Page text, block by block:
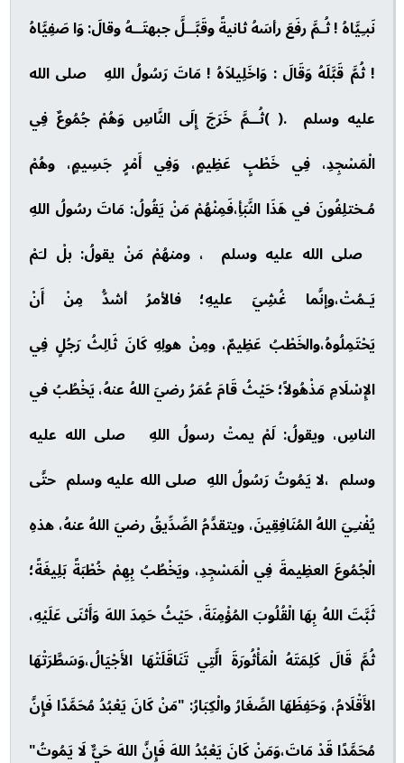
نَبـِيَّاهُ ! ثُـمَّ رفَعَ رأسَهُ ثانيةً وقَبَّــلَّ جبهتَــهُ وقالَ: وَا صَفِيَّاهُ
! ثُمَّ قَبَّلَهُ وَقَالَ : وَاخَلِيلاَهُ ! مَاتَ رَسُولُ اللهِ صلى الله
عليه وسلم .( )ثُــمَّ خَرَجَ إِلَى النَّاسِ وَهُمْ جُمُوعٌ فِي
الْمَسْجِدِ، فِي خَطْبٍ عَظِيمٍ، وَفِي أَمْرٍ جَسِيمٍ، وهُمْ
مُـختلِفُونَ في هَذَا النَّبَأِ،فَمِنْهُمْ مَنْ يَقُولُ: مَاتَ رسُولُ اللهِ
صلى الله عليه وسلم ، ومنهُمْ مَنْ يقولُ: بلْ لـَمْ
يَـمُتْ،وإنَّما غُشِيَ عليهِ؛ فالأمرُ أشدُّ مِنْ أَنْ
يَحْتَمِلُوهُ،والخَطْبُ عَظِيمٌ، ومِنْ هولِهِ كَانَ ثَالِثُ رَجُلٍ فِي
الإِسْلَامِ مَذْهُولاً؛ حَيْثُ قَامَ عُمَرُ رضيَ اللهُ عنهُ، يَخْطُبُ في
الناسِ، ويقولُ: لَمْ يمتْ رسولُ اللهِ صلى الله عليه
وسلم ،لا يَمُوتُ رَسُولُ اللهِ صلى الله عليه وسلم حتَّى
يُفْنـِيَ اللهُ المُنَافِقِينَ، ويتقدَّمُ الصِّدِّيقُ رضيَ اللهُ عنهُ، هذهِ
الْجُمُوعَ العظِيمةَ فِي الْمَسْجِدِ، ويَخْطُبُ بِهِمْ خُطْبَةً بَلِيغَةً؛
ثَبَّتَ اللهُ بِهَا الْقُلُوبَ المُؤْمِنَةَ، حَيْثُ حَمِدَ اللهَ وَأَثنَى عَلَيْهِ،
ثُمَّ قَالَ كَلِمَتَهُ الْمَأْثُورَةَ الَّتِي تَنَاقَلَتْهَا الأَجْيَالُ،وَسَطَّرَتْهَا
الأَقْلَامُ، وَحَفِظَهَا الصِّغَارُ والْكِبَارُ: "مَنْ كَانَ يَعْبُدُ مُحَمَّدًا فَإِنَّ
مُحَمَّدًا قَدْ مَاتَ،وَمَنْ كَانَ يَعْبُدُ اللهَ فَإِنَّ اللهَ حَيٌّ لَا يَمُوتُ"